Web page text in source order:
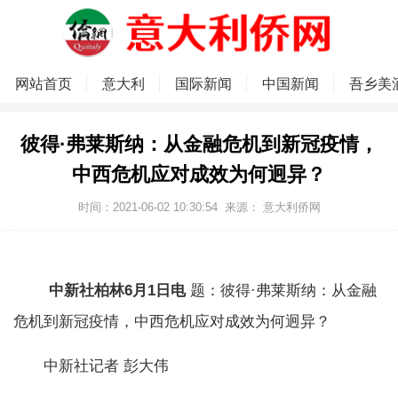
网站首页 意大利 国际新闻 中国新闻 吾乡美
彼得·弗莱斯纳：从金融危机到新冠疫情，
中西危机应对成效为何迥异？
时间：2021-06-02 10:30:54 来源： 意大利侨网
中新社柏林6月1日电题：彼得·弗莱斯纳：从金融
危机到新冠疫情，中西危机应对成效为何迥异？
中新社记者 彭大伟